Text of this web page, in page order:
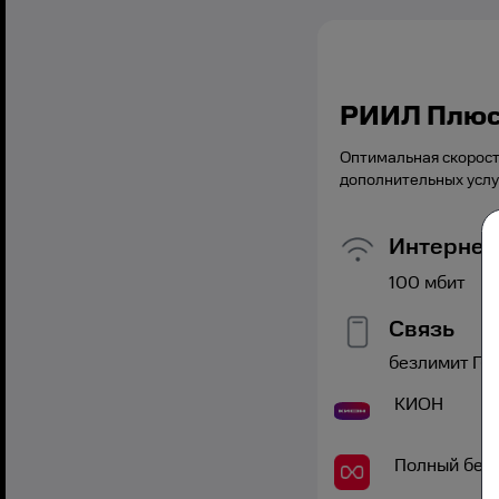
РИИЛ
Оптимальная
дополнительных
Интернет
100 мбит
Связь
безлимитГб,
КИОН
Полный